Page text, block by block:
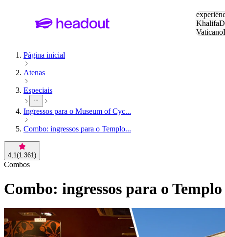
Khalifa
Vaticano
Página inicial
Atenas
Especiais
Ingressos para o Museum of Cyc...
Combo: ingressos para o Templo...
4,1(1.361)
Combos
Combo: ingressos para o